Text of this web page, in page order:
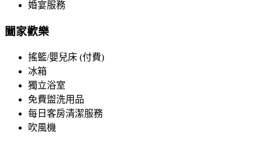
婚宴服務
闔家歡樂
搖籃/嬰兒床 (付費)
冰箱
獨立浴室
免費盥洗用品
每日客房清潔服務
吹風機